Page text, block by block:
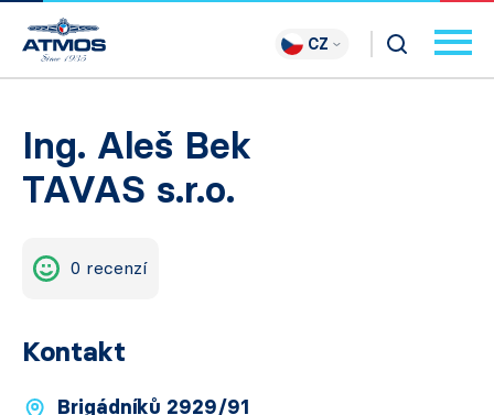
CZ
Ing. Aleš Bek
TAVAS s.r.o.
0 recenzí
Kontakt
Brigádníků 2929/91